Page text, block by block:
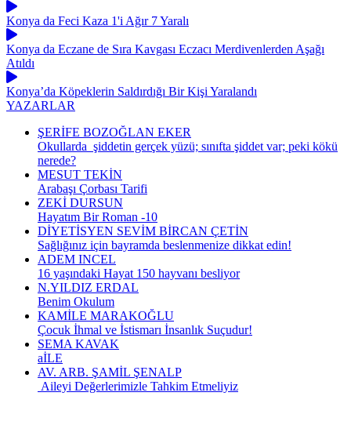
Konya da Feci Kaza 1'i Ağır 7 Yaralı
Konya da Eczane de Sıra Kavgası Eczacı Merdivenlerden Aşağı
Atıldı
Konya’da Köpeklerin Saldırdığı Bir Kişi Yaralandı
YAZARLAR
ŞERİFE BOZOĞLAN EKER
Okullarda şiddetin gerçek yüzü; sınıfta şiddet var; peki kökü
nerede?
MESUT TEKİN
Arabaşı Çorbası Tarifi
ZEKİ DURSUN
Hayatım Bir Roman -10
DİYETİSYEN SEVİM BİRCAN ÇETİN
Sağlığınız için bayramda beslenmenize dikkat edin!
ADEM INCEL
16 yaşındaki Hayat 150 hayvanı besliyor
N.YILDIZ ERDAL
Benim Okulum
KAMİLE MARAKOĞLU
Çocuk İhmal ve İstismarı İnsanlık Suçudur!
SEMA KAVAK
aİLE
AV. ARB. ŞAMİL ŞENALP
Aileyi Değerlerimizle Tahkim Etmeliyiz